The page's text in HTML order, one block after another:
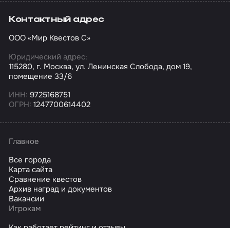
Контактный адрес
ООО «Мир Квестов С»
Юридический адрес:
115280, г. Москва, ул. Ленинская Слобода, дом 19,
помещение 33/6
ИНН: 9725168751
ОГРН: 1247700614402
Главное
Все города
Карта сайта
Сравнение квестов
Архив наград и документов
Вакансии
Игрокам